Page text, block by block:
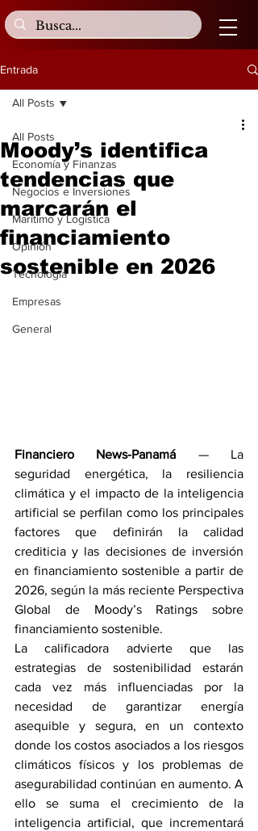
Entrada
All Posts
Economía y Finanzas
Negocios e Inversiones
Marítimo y Logística
Opinión
Tecnología
Empresas
General
All Posts
Moody’s identifica
tendencias que
marcarán el
financiamiento
sostenible en 2026
Financiero News-Panamá — La
seguridad energética, la resiliencia
climática y el impacto de la inteligencia
artificial se perfilan como los principales
factores que definirán la calidad
crediticia y las decisiones de inversión
en financiamiento sostenible a partir de
2026, según la más reciente Perspectiva
Global de Moody’s Ratings sobre
financiamiento sostenible.
La calificadora advierte que las
estrategias de sostenibilidad estarán
cada vez más influenciadas por la
necesidad de garantizar energía
asequible y segura, en un contexto
donde los costos asociados a los riesgos
climáticos físicos y los problemas de
asegurabilidad continúan en aumento. A
ello se suma el crecimiento de la
inteligencia artificial, que incrementará